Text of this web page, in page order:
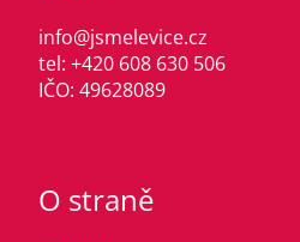
info@jsmelevice.cz
tel: +420 608 630 506
IČO: 49628089
O straně